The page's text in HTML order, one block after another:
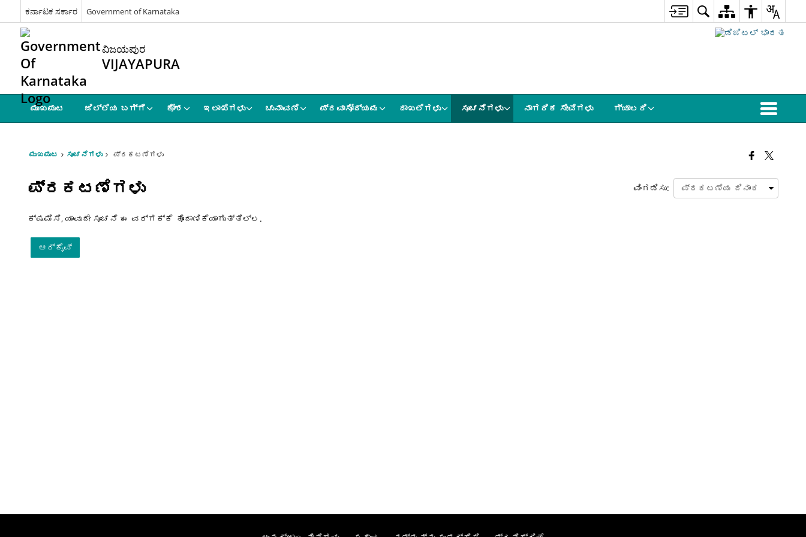
ಕರ್ನಾಟಕ ಸರ್ಕಾರ Government of Karnataka
ವಿಜಯಪುರ
VIJAYAPURA
ಮುಖಪುಟ ಜಿಲ್ಲೆಯ ಬಗ್ಗೆ ಕೋಶ ಇಲಾಖೆಗಳು ಚುನಾವಣೆ ಪ್ರವಾಸೋದ್ಯಮ ದಾಖಲೆಗಳು ಸೂಚನೆಗಳು ನಾಗರಿಕ ಸೇವೆಗಳು ಗ್ಯಾಲರಿ
ಮುಖಪುಟ ಸೂಚನೆಗಳು ಪ್ರಕಟಣೆಗಳು
ಪ್ರಕಟಣೆಗಳು ವಿಂಗಡಿಸು:
ಕ್ಷಮಿಸಿ, ಯಾವುದೇ ಸೂಚನೆ ಈ ವರ್ಗಕ್ಕೆ ಹೊಂದಾಣಿಕೆಯಾಗುತ್ತಿಲ್ಲ.
ಆರ್ಕೈವ್